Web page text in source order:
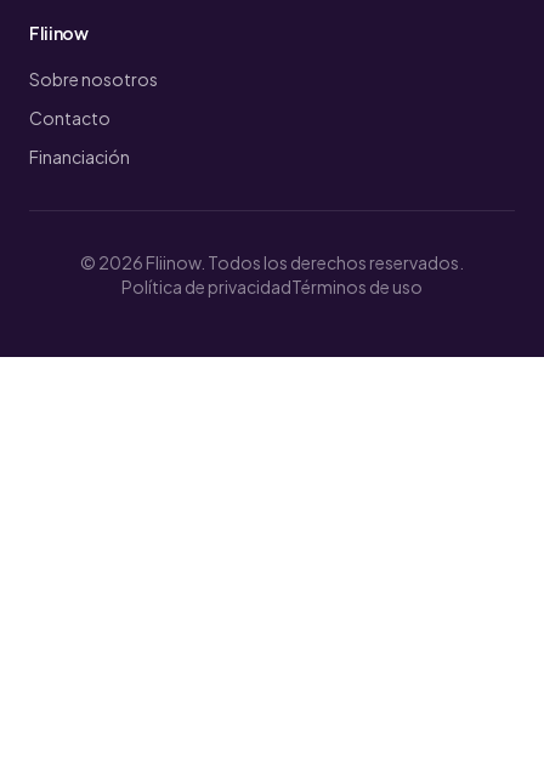
Fliinow
Sobre nosotros
Contacto
Financiación
© 2026 Fliinow. Todos los derechos reservados.
Política de privacidadTérminos de uso